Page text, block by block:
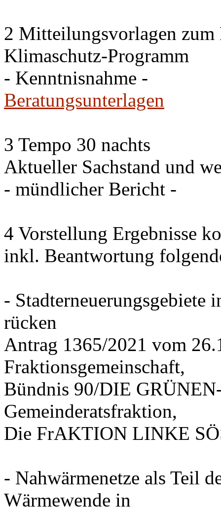
2 Mitteilungsvorlagen zum
Klimaschutz-Programm
- Kenntnisnahme -
Beratungsunterlagen
3 Tempo 30 nachts
Aktueller Sachstand und
- mündlicher Bericht -
4 Vorstellung Ergebnisse
inkl. Beantwortung
- Stadterneuerungsgebiete
rücken
Antrag 1365/2021 vom
Fraktionsgemeinschaft,
Bündnis 90/DIE
Gemeinderatsfraktion,
Die FrAKTION LINKE
- Nahwärmenetze als Teil
Wärmewende in